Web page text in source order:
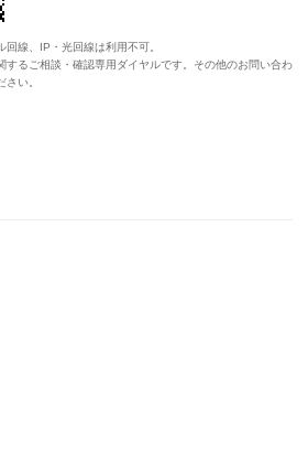
線、IP・光回線は利用不可。
するご相談・確認専用ダイヤルです。その他のお問い合わ
さい。